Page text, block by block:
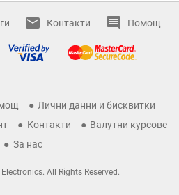
Контакти Помощ
Лични данни и бисквитки
Контакти
Валутни курсове
За нас
All Rights Reserved.